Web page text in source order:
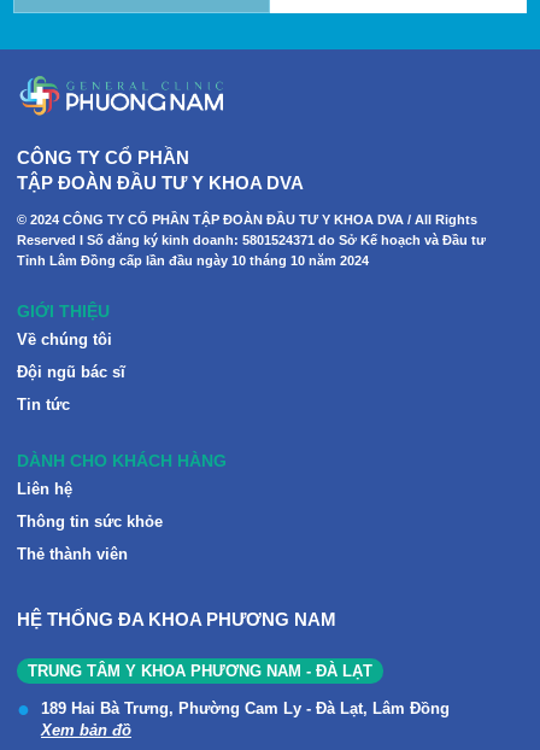
CÔNG TY CỔ PHẦN
TẬP ĐOÀN ĐẦU TƯ Y KHOA DVA
© 2024 CÔNG TY CỔ PHẦN TẬP ĐOÀN ĐẦU TƯ Y KHOA DVA / All Rights
Reserved I Số đăng ký kinh doanh: 5801524371 do Sở Kế hoạch và Đầu tư
Tỉnh Lâm Đồng cấp lần đầu ngày 10 tháng 10 năm 2024
GIỚI THIỆU
Về chúng tôi
Đội ngũ bác sĩ
Tin tức
DÀNH CHO KHÁCH HÀNG
Liên hệ
Thông tin sức khỏe
Thẻ thành viên
HỆ THỐNG ĐA KHOA PHƯƠNG NAM
TRUNG TÂM Y KHOA PHƯƠNG NAM - ĐÀ LẠT
189 Hai Bà Trưng, Phường Cam Ly - Đà Lạt, Lâm Đồng
Xem bản đồ